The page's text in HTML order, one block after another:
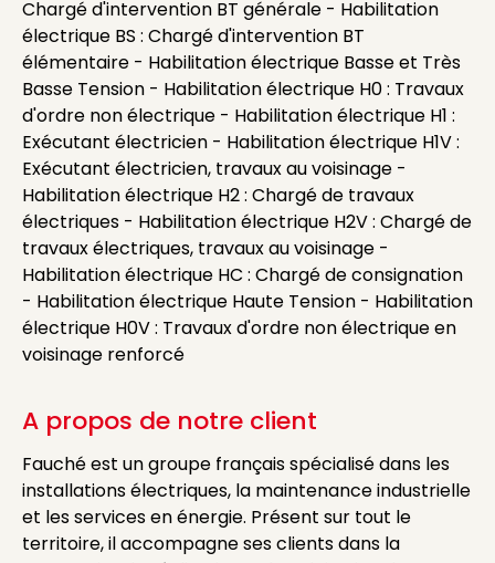
Chargé d'intervention BT générale - Habilitation
électrique BS : Chargé d'intervention BT
élémentaire - Habilitation électrique Basse et Très
Basse Tension - Habilitation électrique H0 : Travaux
d'ordre non électrique - Habilitation électrique H1 :
Exécutant électricien - Habilitation électrique H1V :
Exécutant électricien, travaux au voisinage -
Habilitation électrique H2 : Chargé de travaux
électriques - Habilitation électrique H2V : Chargé de
travaux électriques, travaux au voisinage -
Habilitation électrique HC : Chargé de consignation
- Habilitation électrique Haute Tension - Habilitation
électrique H0V : Travaux d'ordre non électrique en
voisinage renforcé
A propos de notre client
Fauché est un groupe français spécialisé dans les
installations électriques, la maintenance industrielle
et les services en énergie. Présent sur tout le
territoire, il accompagne ses clients dans la